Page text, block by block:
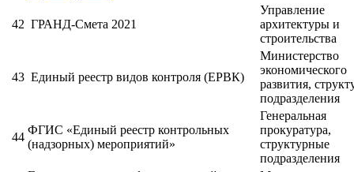
42 ГРАНД-Смета 2021
Управление
архитектуры и
строительства
43 Единый реестр видов контроля (ЕРВК)
Министерство
экономического
развития,
подразделения
44
ФГИС «Единый реестр контрольных
(надзорных) мероприятий»
Генеральная
прокуратура,
структурные
подразделения